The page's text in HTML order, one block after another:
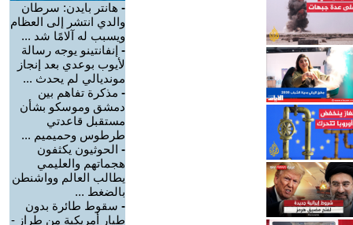
- هانتر بايدن: سرطان
والدي انتشر إلى العظام
ويسبب له آلامًا شد ...
- إنفانتينو يوجه رسالة
لأيوب بوعدي بعد إنجاز
مونديالي لم يحدث ...
- مذكرة تفاهم بين
دمشق وموسكو بشأن
مستقبل قاعدتي
طرطوس وحميميم ...
- الحوثيون يكثفون
هجماتهم والعليمي
يطالب العالم وواشنطن
بالضغط ...
- سقوط طائرة بدون
طيار أمريكية من طراز -